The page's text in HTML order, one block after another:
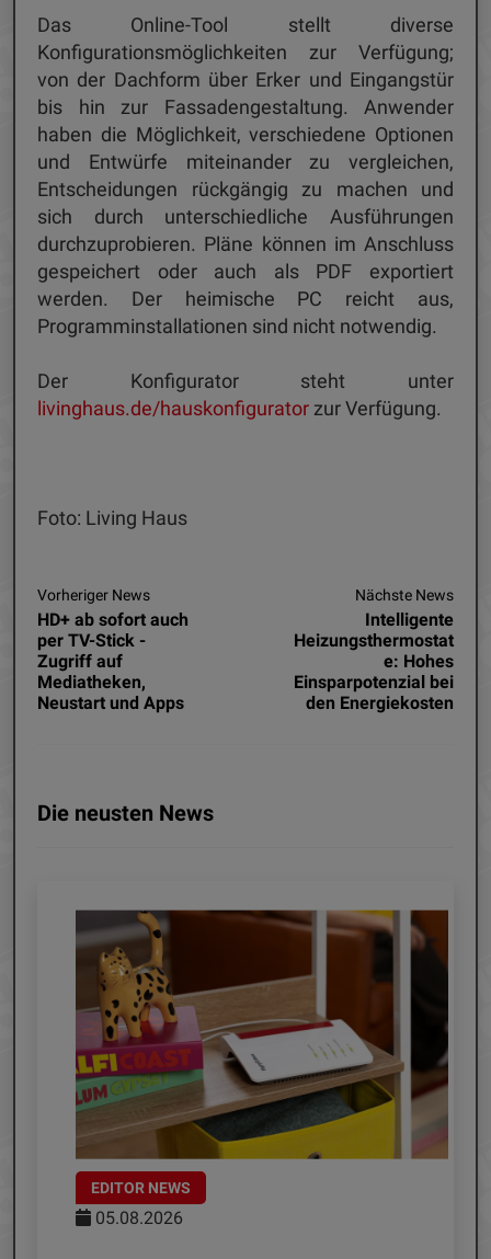
Das Online-Tool stellt diverse
Konfigurationsmöglichkeiten zur Verfügung;
von der Dachform über Erker und Eingangstür
bis hin zur Fassadengestaltung. Anwender
haben die Möglichkeit, verschiedene Optionen
und Entwürfe miteinander zu vergleichen,
Entscheidungen rückgängig zu machen und
sich durch unterschiedliche Ausführungen
durchzuprobieren. Pläne können im Anschluss
gespeichert oder auch als PDF exportiert
werden. Der heimische PC reicht aus,
Programminstallationen sind nicht notwendig.
Der Konfigurator steht unter
livinghaus.de/hauskonfigurator zur Verfügung.
Foto: Living Haus
Vorheriger News
HD+ ab sofort auch
per TV-Stick -
Zugriff auf
Mediatheken,
Neustart und Apps
Nächste News
Intelligente
Heizungsthermostat
e: Hohes
Einsparpotenzial bei
den Energiekosten
Die neusten News
EDITOR NEWS
05.08.2026